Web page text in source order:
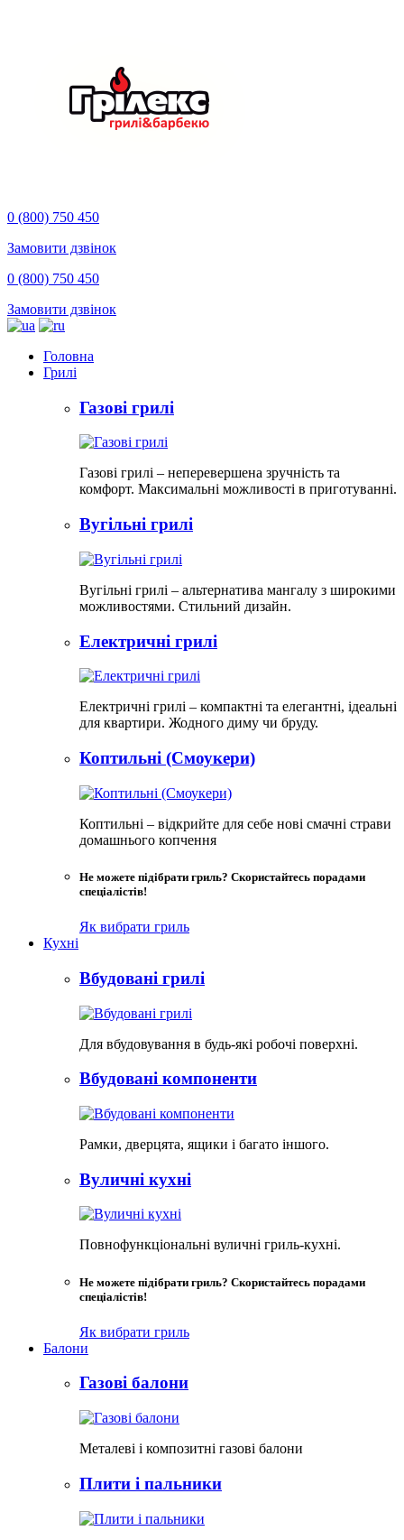
0 (800) 750 450
Замовити дзвінок
0 (800) 750 450
Замовити дзвінок
Головна
Грилі
Газові грилі
Газові грилі – неперевершена зручність та
комфорт. Максимальні можливості в приготуванні.
Вугільні грилі
Вугільні грилі – альтернатива мангалу з широкими
можливостями. Стильний дизайн.
Електричні грилі
Електричні грилі – компактні та елегантні, ідеальні
для квартири. Жодного диму чи бруду.​
Коптильні (Смоукери)
Коптильні – відкрийте для себе нові смачні страви
домашнього копчення
Не можете підібрати гриль? Скористайтесь порадами
спеціалістів!
Як вибрати гриль
Кухні
Вбудовані грилі
Для вбудовування в будь-які робочі поверхні.
Вбудовані компоненти
Рамки, дверцята, ящики і багато іншого.
Вуличні кухні
Повнофункціональні вуличні гриль-кухні.
Не можете підібрати гриль? Скористайтесь порадами
спеціалістів!
Як вибрати гриль
Балони
Газові балони
Металеві і композитні газові балони
Плити і пальники